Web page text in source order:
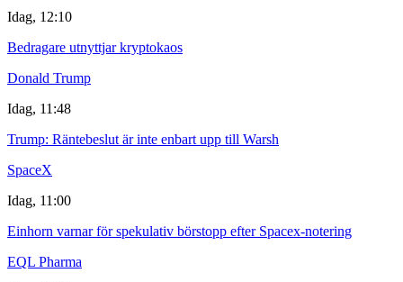
Idag, 12:10
Bedragare utnyttjar kryptokaos
Donald Trump
Idag, 11:48
Trump: Räntebeslut är inte enbart upp till Warsh
SpaceX
Idag, 11:00
Einhorn varnar för spekulativ börstopp efter Spacex-notering
EQL Pharma